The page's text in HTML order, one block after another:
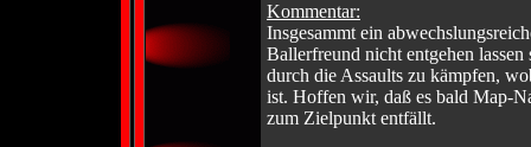
Kommentar:
Insgesammt ein
Ballerfreund nicht entgehen
durch die Assaults zu kämpfen,
ist. Hoffen wir, daß es bald Map-
zum Zielpunkt entfällt.